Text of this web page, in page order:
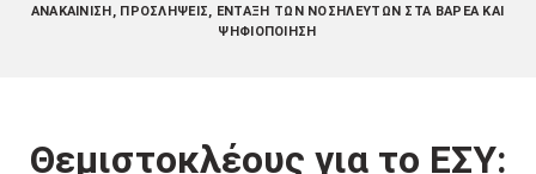
ΑΝΑΚΑΊΝΙΣΗ, ΠΡΟΣΛΉΨΕΙΣ, ΈΝΤΑΞΗ ΤΩΝ ΝΟΣΗΛΕΥΤΏΝ ΣΤΑ ΒΑΡΈΑ ΚΑΙ
ΨΗΦΙΟΠΟΊΗΣΗ
Θεμιστοκλέους για το ΕΣΥ: